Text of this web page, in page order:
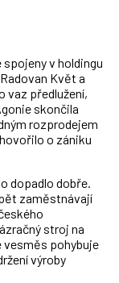
spojeny v holdingu
Květ a
vaz předlužení,
skončila
rozprodejem
o zániku
dopadlo dobře.
zaměstnávají
stroj na
pohybuje
výroby